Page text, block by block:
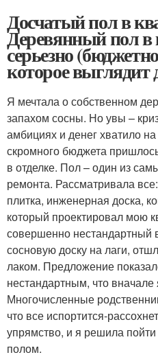
Досчатый пол в
Деревянный пол
серьезно
которое выглядит
Я мечтала о собственном
запахом сосны. Но увы –
амбициях и денег хватило
скромного бюджета
в отделке. Пол – один из
ремонта. Рассматривала
плитка, инженерная доска,
который проектировал мою
совершенно нестандартный
сосновую доску на лаги,
лаком. Предложение
нестандартным, что
Многочисленные
что все испортится-
упрямство, и я решила
полом.